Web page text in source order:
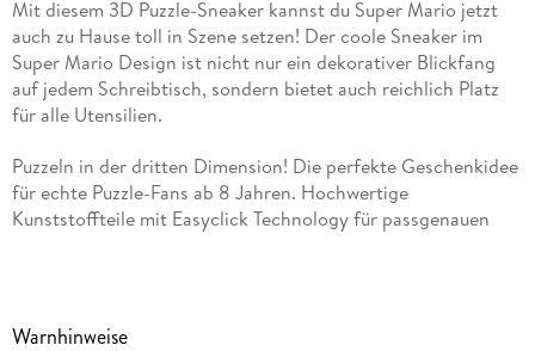
Mit diesem 3D Puzzle-Sneaker kannst du Super Mario jetzt
auch zu Hause toll in Szene setzen! Der coole Sneaker im
Super Mario Design ist nicht nur ein dekorativer Blickfang
auf jedem Schreibtisch, sondern bietet auch reichlich Platz
für alle Utensilien.
Puzzeln in der dritten Dimension! Die perfekte Geschenkidee
für echte Puzzle-Fans ab 8 Jahren. Hochwertige
Kunststoffteile mit Easyclick Technology für passgenauen
Warnhinweise